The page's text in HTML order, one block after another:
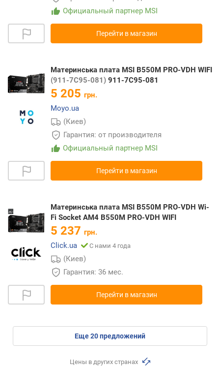
Официальный партнер MSI
Перейти в магазин
Материнська плата MSI B550M PRO-VDH WIFI
(911-7C95-081) 911-7C95-081
5 205 грн.
Moyo.ua
(Киев)
Гарантия: от производителя
Официальный партнер MSI
Перейти в магазин
Материнська плата MSI B550M PRO-VDH Wi-
Fi Socket AM4 B550M PRO-VDH WIFI
5 237 грн.
Click.ua
С нами 4 года
(Киев)
Гарантия: 36 мес.
Перейти в магазин
eще20предложений
Цены в других странах